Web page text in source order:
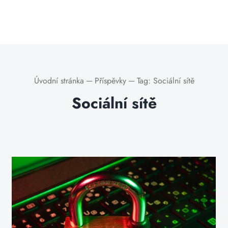
Úvodní stránka ─ Příspěvky ─ Tag: Sociální sítě
Sociální sítě